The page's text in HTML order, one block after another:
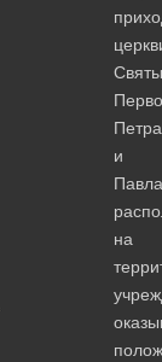
Петра
и
на